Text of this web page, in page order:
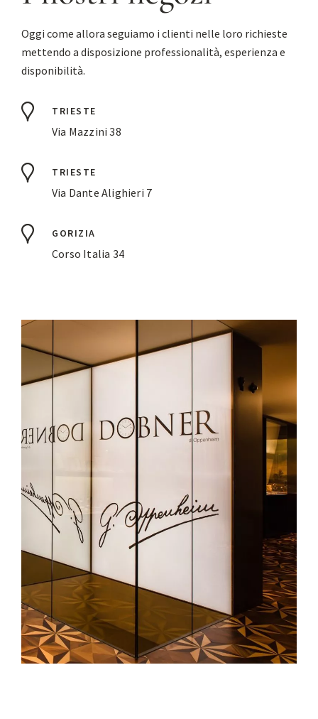
Oggi come allora seguiamo i clienti nelle loro richieste
mettendo a disposizione professionalità, esperienza e
disponibilità.
TRIESTE
Via Mazzini 38
TRIESTE
Via Dante Alighieri 7
GORIZIA
Corso Italia 34